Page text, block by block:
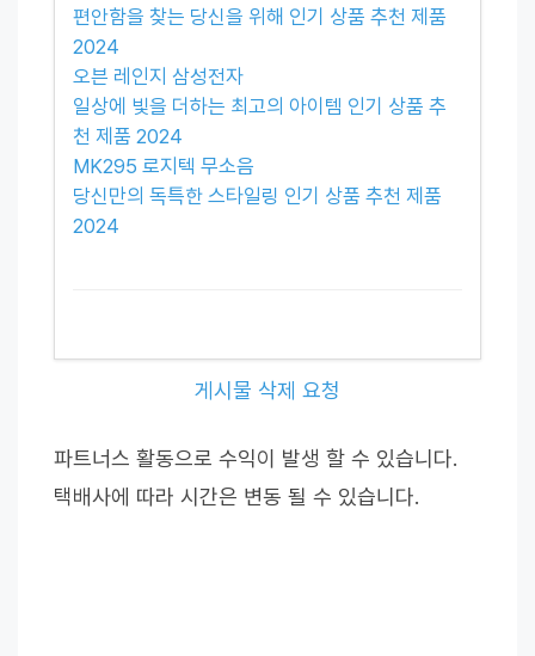
편안함을 찾는 당신을 위해 인기 상품 추천 제품
2024
오븐 레인지 삼성전자
일상에 빛을 더하는 최고의 아이템 인기 상품 추
천 제품 2024
MK295 로지텍 무소음
당신만의 독특한 스타일링 인기 상품 추천 제품
2024
게시물 삭제 요청
파트너스 활동으로 수익이 발생 할 수 있습니다.
택배사에 따라 시간은 변동 될 수 있습니다.